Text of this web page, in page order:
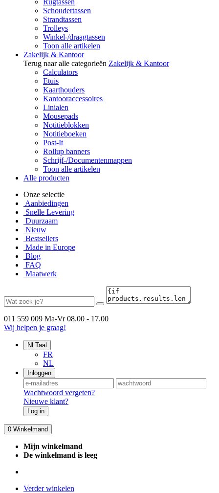
Rugtassen
Schoudertassen
Strandtassen
Trolleys
Winkel-/draagtassen
Toon alle artikelen
Zakelijk & Kantoor
Terug naar alle categorieën Zakelijk & Kantoor
Calculators
Etuis
Kaarthouders
Kantooraccessoires
Linialen
Mousepads
Notitieblokken
Notitieboeken
Post-It
Rollup banners
Schrijf-/Documentenmappen
Toon alle artikelen
Alle producten
Onze selectie
Aanbiedingen
Snelle Levering
Duurzaam
Nieuw
Bestsellers
Made in Europe
Blog
FAQ
Maatwerk
011 559 009 Ma-Vr 08.00 - 17.00
Wij helpen je graag!
NLTaal
FR
NL
Inloggen
Wachtwoord vergeten?
Nieuwe klant?
Log in
0 Winkelmand
Mijn winkelmand
De winkelmand is leeg
Verder winkelen